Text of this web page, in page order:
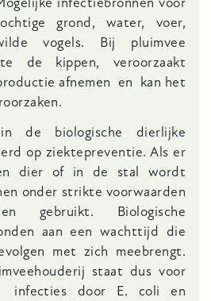
grond, water, voer,
vogels. Bij pluimvee
de kippen, veroorzaakt
afnemen en kan het
in de biologische dierlijke
op ziektepreventie. Als er
dier of in de stal wordt
onder strikte voorwaarden
gebruikt. Biologische
aan een wachttijd die
met zich meebrengt.
staat dus voor
infecties door E. coli en